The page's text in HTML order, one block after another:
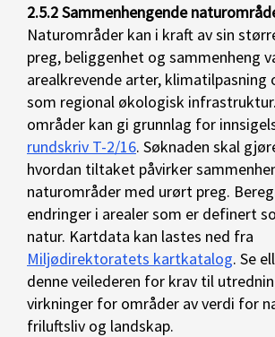
2.5.2 Sammenhengende
Naturområder kan i kraft av sin
preg, beliggenhet og sammenheng
arealkrevende arter, klimatilpasning
som regional økologisk
områder kan gi grunnlag for
rundskriv T-2/16. Søknaden skal
hvordan tiltaket påvirker
naturområder med urørt preg.
endringer i arealer som er definert
natur. Kartdata kan lastes ned fra
Miljødirektoratets kartkatalog. Se
denne veilederen for krav til
virkninger for områder av verdi for
friluftsliv og landskap.